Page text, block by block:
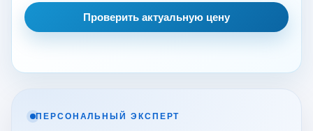
Проверить актуальную цену
ПЕРСОНАЛЬНЫЙ ЭКСПЕРТ